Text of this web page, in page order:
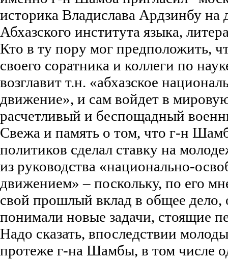
историка Владислава Ардзинбу на
Абхазского института языка,
Кто в ту пору мог предположить,
своего соратника и коллеги по
возглавит т.н. «абхазское
движение», и сам войдет в
расчетливый и беспощадный
Свежа и память о том, что г-н
политиков сделал ставку на
из руководства «национально-
движением» – поскольку, по его
свой прошлый вклад в общее дело,
понимали новые задачи, стоящие
Надо сказать, впоследствии
протеже г-на Шамбы, в том числе